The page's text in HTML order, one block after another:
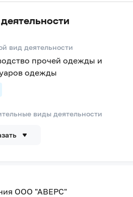
вид деятельности
прочей одежды и
одежды
виды деятельности
ООО "АВЕРС"